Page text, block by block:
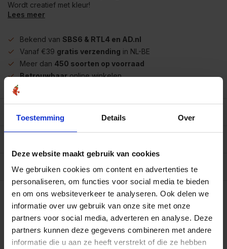
Toestemming Details Over
Deze website maakt gebruik van cookies
We gebruiken cookies om content en advertenties te
personaliseren, om functies voor social media te bieden
en om ons websiteverkeer te analyseren. Ook delen we
informatie over uw gebruik van onze site met onze
partners voor social media, adverteren en analyse. Deze
partners kunnen deze gegevens combineren met andere
informatie die u aan ze heeft verstrekt of die ze hebben
Wordt creatief met kleur!
Lees meer
Bekend van SBS6 & RTL4 en AD.nl
Vanaf €39 gratis verzending in NL-BE
Meer dan 450 soorten op voorraad
Betrouwbaaronline winkelen
Allergenen/voedingswaarden per 100 gram
Op werkdagen voor 15.00 uur besteld, dezelfde dag
verzonden.
Flesje
Art# 18050
Op voorraad
€2,50
Koop 5 voor €2,25 per stuk en bespaar 10%